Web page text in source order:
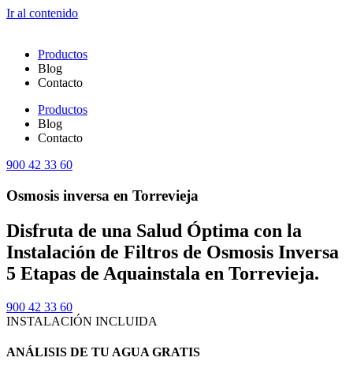
Ir al contenido
Productos
Blog
Contacto
Productos
Blog
Contacto
900 42 33 60
Osmosis inversa en Torrevieja
Disfruta de una Salud Óptima con la
Instalación de Filtros de Osmosis Inversa
5 Etapas de Aquainstala en Torrevieja.
900 42 33 60
INSTALACIÓN INCLUIDA
ANÁLISIS DE TU AGUA GRATIS